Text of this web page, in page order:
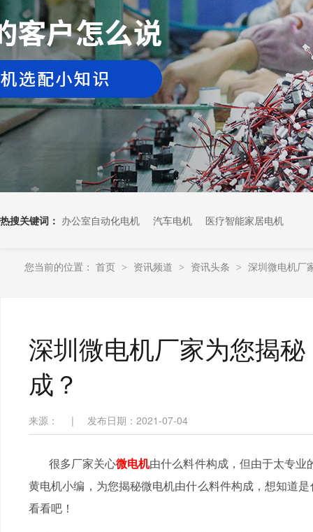
热搜关键词： 办公室自动化电机 汽车电机 医疗智能家居电机
您当前的位置： 首页 > 资讯频道 > 资讯头条 > 深圳微电机厂
深圳微电机厂家为您揭
成？
来源： | 发布日期：2021-07-04
很多厂家关心微电机由什么料件构成，但由于太专
黄电机小编，为您揭秘微电机由什么料件构成，想知道
看看吧！